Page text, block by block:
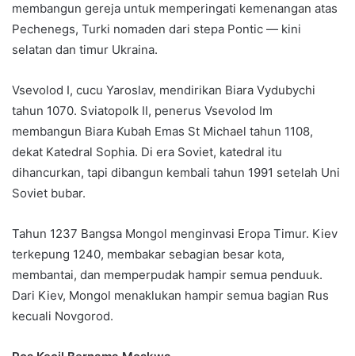
membangun gereja untuk memperingati kemenangan atas
Pechenegs, Turki nomaden dari stepa Pontic — kini
selatan dan timur Ukraina.
Vsevolod I, cucu Yaroslav, mendirikan Biara Vydubychi
tahun 1070. Sviatopolk II, penerus Vsevolod Im
membangun Biara Kubah Emas St Michael tahun 1108,
dekat Katedral Sophia. Di era Soviet, katedral itu
dihancurkan, tapi dibangun kembali tahun 1991 setelah Uni
Soviet bubar.
Tahun 1237 Bangsa Mongol menginvasi Eropa Timur. Kiev
terkepung 1240, membakar sebagian besar kota,
membantai, dan memperpudak hampir semua penduuk.
Dari Kiev, Mongol menaklukan hampir semua bagian Rus
kecuali Novgorod.